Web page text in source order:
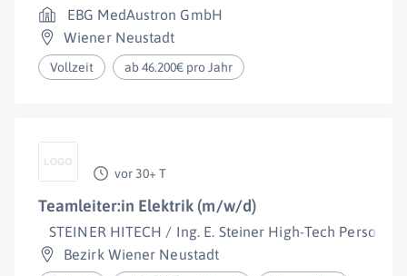
EBG MedAustron GmbH
Wiener Neustadt
Vollzeit ab 46.200€ pro Jahr
vor 30+ T
Teamleiter:in Elektrik (m/w/d)
STEINER HITECH / Ing. E. Steiner High-Tech
Bezirk Wiener Neustadt